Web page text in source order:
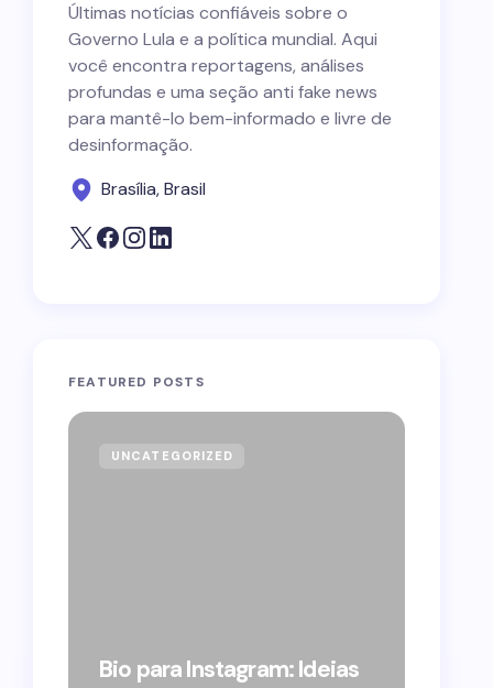
Últimas notícias confiáveis sobre o
Governo Lula e a política mundial. Aqui
você encontra reportagens, análises
profundas e uma seção anti fake news
para mantê-lo bem-informado e livre de
desinformação.
Brasília, Brasil
FEATURED POSTS
UNCATEGORIZED
Bio para Instagram: Ideias